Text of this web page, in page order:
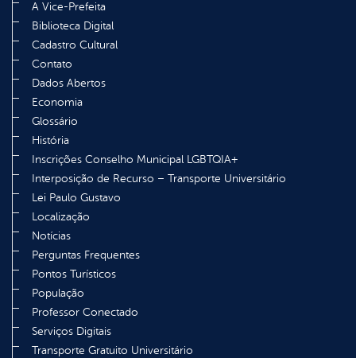
A Vice-Prefeita
Biblioteca Digital
Cadastro Cultural
Contato
Dados Abertos
Economia
Glossário
História
Inscrições Conselho Municipal LGBTQIA+
Interposição de Recurso – Transporte Universitário
Lei Paulo Gustavo
Localização
Notícias
Perguntas Frequentes
Pontos Turísticos
População
Professor Conectado
Serviços Digitais
Transporte Gratuito Universitário